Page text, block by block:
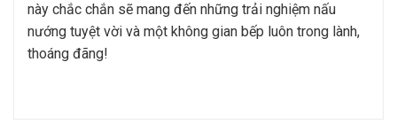
này chắc chắn sẽ mang đến những trải nghiệm nấu
nướng tuyệt vời và một không gian bếp luôn trong lành,
thoáng đãng!